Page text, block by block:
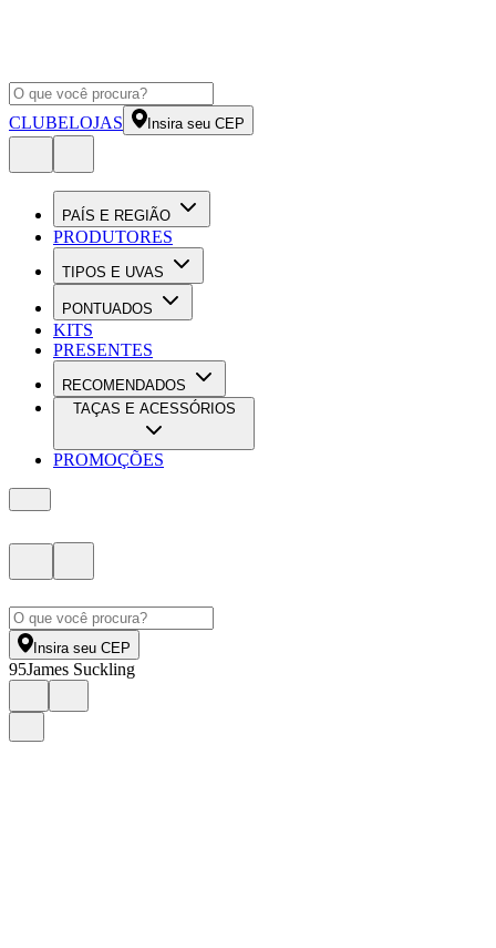
CLUBELOJAS Insira seu CEP
PAÍS E REGIÃO
PRODUTORES
TIPOS E UVAS
PONTUADOS
KITS
PRESENTES
RECOMENDADOS
TAÇAS E ACESSÓRIOS
PROMOÇÕES
Insira seu CEP
95James Suckling